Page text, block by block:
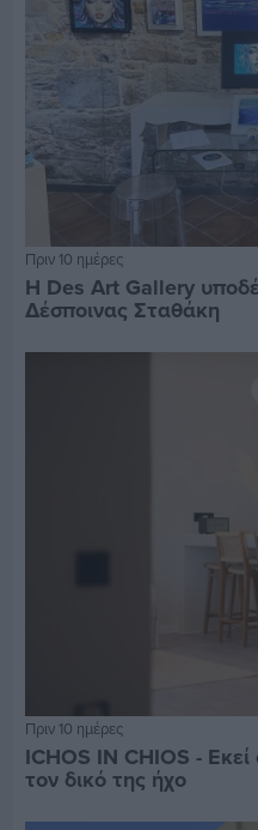
Πριν 10 ημέρες
Η Des Art Gallery
Δέσποινας Σταθάκη
Πριν 10 ημέρες
ICHOS IN CHIOS -
τον δικό της ήχο